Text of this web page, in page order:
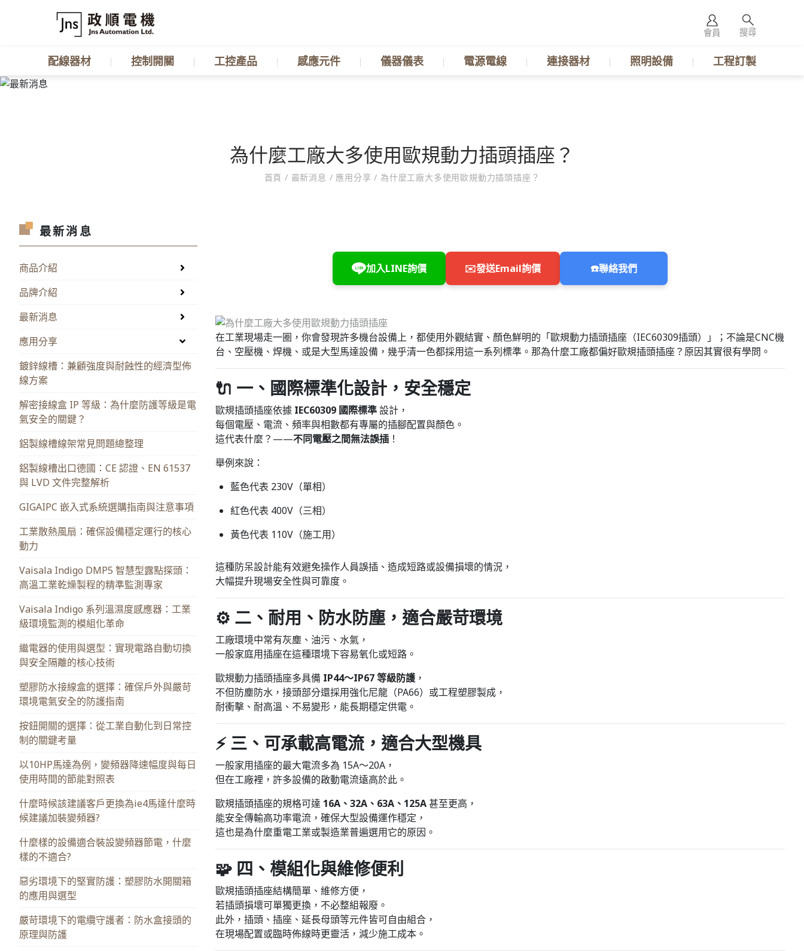
會員 搜尋
配線器材 控制開關 工控產品 感應元件 儀器儀表 電源電線 連接器材 照明設備 工程訂製
為什麼工廠大多使用歐規動力插頭插座？
首頁/ 最新消息 / 應用分享/ 為什麼工廠大多使用歐規動力插頭插座？
最新消息
商品介紹
品牌介紹
最新消息
應用分享
鍍鋅線槽：兼顧強度與耐蝕性的經濟型佈
線方案
解密接線盒 IP 等級：為什麼防護等級是電
氣安全的關鍵？
鋁製線槽線架常見問題總整理
鋁製線槽出口德國：CE 認證、EN 61537
與 LVD 文件完整解析
GIGAIPC 嵌入式系統選購指南與注意事項
工業散熱風扇：確保設備穩定運行的核心
動力
Vaisala Indigo DMP5 智慧型露點探頭：
高溫工業乾燥製程的精準監測專家
Vaisala Indigo 系列溫濕度感應器：工業
級環境監測的模組化革命
繼電器的使用與選型：實現電路自動切換
與安全隔離的核心技術
塑膠防水接線盒的選擇：確保戶外與嚴苛
環境電氣安全的防護指南
按鈕開關的選擇：從工業自動化到日常控
制的關鍵考量
以10HP馬達為例，變頻器降速幅度與每日
使用時間的節能對照表
什麼時候該建議客戶更換為ie4馬達什麼時
候建議加裝變頻器?
什麼樣的設備適合裝設變頻器節電，什麼
樣的不適合?
惡劣環境下的堅實防護：塑膠防水開關箱
的應用與選型
嚴苛環境下的電纜守護者：防水盒接頭的
原理與防護
加入LINE詢價 ✉️發送Email詢價 ☎️聯絡我們
在工業現場走一圈，你會發現許多機台設備上，都使用外觀結實、顏色鮮明的「歐規動力插頭插座（IEC60309插頭）」；不論是CNC機
台、空壓機、焊機、或是大型馬達設備，幾乎清一色都採用這一系列標準。那為什麼工廠都偏好歐規插頭插座？原因其實很有學問。
🔌 一、國際標準化設計，安全穩定
歐規插頭插座依據 IEC60309 國際標準設計，
每個電壓、電流、頻率與相數都有專屬的插腳配置與顏色。
這代表什麼？——不同電壓之間無法誤插！
舉例來說：
藍色代表 230V（單相）
紅色代表 400V（三相）
黃色代表 110V（施工用）
這種防呆設計能有效避免操作人員誤插、造成短路或設備損壞的情況，
大幅提升現場安全性與可靠度。
⚙️ 二、耐用、防水防塵，適合嚴苛環境
工廠環境中常有灰塵、油污、水氣，
一般家庭用插座在這種環境下容易氧化或短路。
歐規動力插頭插座多具備 IP44～IP67 等級防護，
不但防塵防水，接頭部分還採用強化尼龍（PA66）或工程塑膠製成，
耐衝擊、耐高溫、不易變形，能長期穩定供電。
⚡ 三、可承載高電流，適合大型機具
一般家用插座的最大電流多為 15A～20A，
但在工廠裡，許多設備的啟動電流遠高於此。
歐規插頭插座的規格可達 16A、32A、63A、125A甚至更高，
能安全傳輸高功率電流，確保大型設備運作穩定，
這也是為什麼重電工業或製造業普遍選用它的原因。
🧩 四、模組化與維修便利
歐規插頭插座結構簡單、維修方便，
若插頭損壞可單獨更換，不必整組報廢。
此外，插頭、插座、延長母頭等元件皆可自由組合，
在現場配置或臨時佈線時更靈活，減少施工成本。